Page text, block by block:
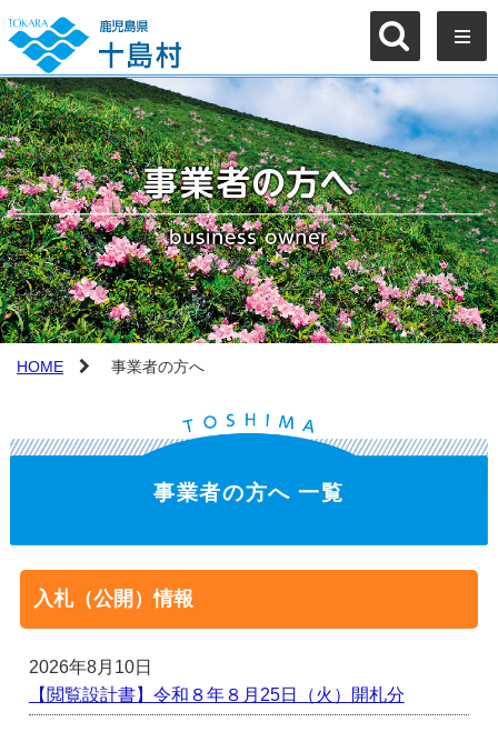
HOME 事業者の方へ
事業者の方へ 一覧
入札（公開）情報
2026年8月10日
【閲覧設計書】令和８年８月25日（火）開札分